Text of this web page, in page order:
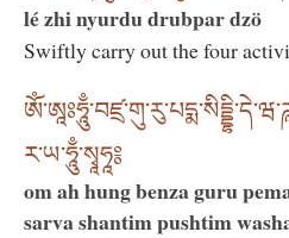
lé zhi nyurdu drubpar dzö
Swiftly carry out the four
ར་ཡ་ཧཱུྃ་སྭཱཧཱ༔
om ah hung benza guru
sarva shantim pushtim